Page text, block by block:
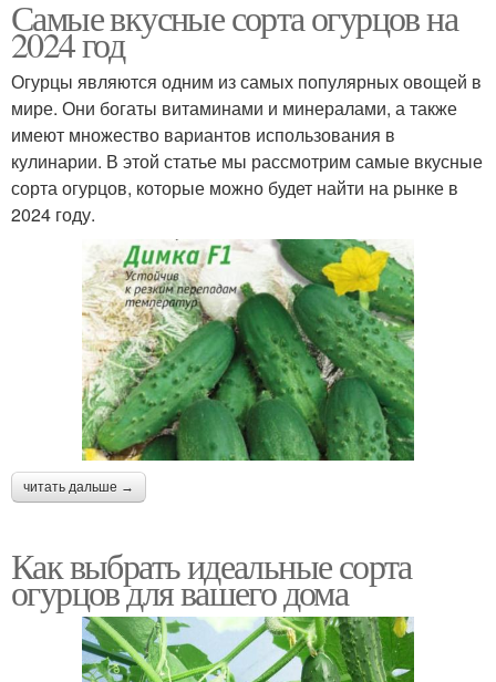
Самые вкусные сорта огурцов на
2024 год
Огурцы являются одним из самых популярных овощей в
мире. Они богаты витаминами и минералами, а также
имеют множество вариантов использования в
кулинарии. В этой статье мы рассмотрим самые вкусные
сорта огурцов, которые можно будет найти на рынке в
2024 году.
читать дальше →
Как выбрать идеальные сорта
огурцов для вашего дома